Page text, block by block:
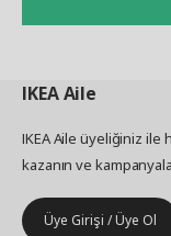
IKEAAile
IKEA Aile üyeliğiniz ile
kazanın ve
Üye Girişi / Üye Ol